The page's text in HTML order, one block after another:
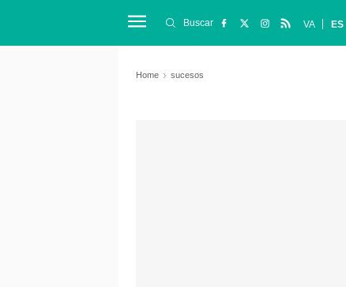
Buscar VA ES
Home sucesos